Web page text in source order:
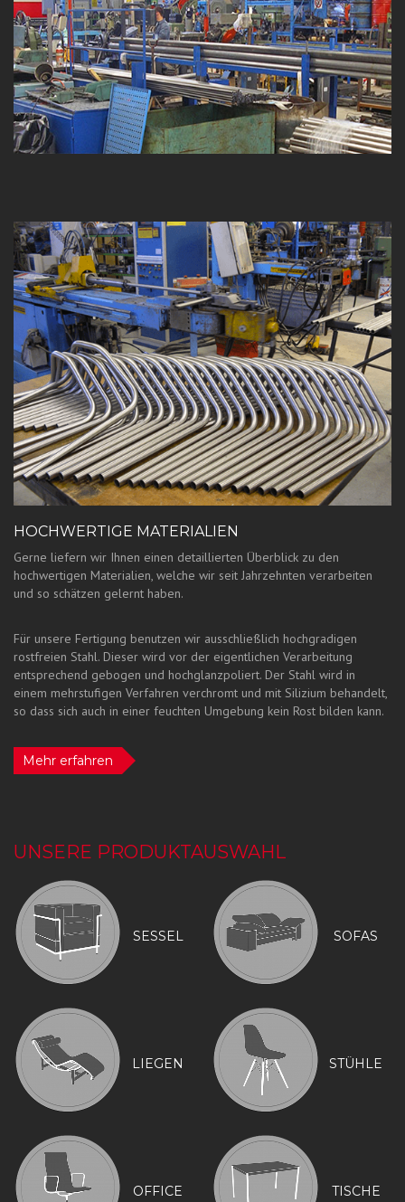
HOCHWERTIGE MATERIALIEN
Gerne liefern wir Ihnen einen detaillierten Überblick zu den
hochwertigen Materialien, welche wir seit Jahrzehnten verarbeiten
und so schätzen gelernt haben.
Für unsere Fertigung benutzen wir ausschließlich hochgradigen
rostfreien Stahl. Dieser wird vor der eigentlichen Verarbeitung
entsprechend gebogen und hochglanzpoliert. Der Stahl wird in
einem mehrstufigen Verfahren verchromt und mit Silizium behandelt,
so dass sich auch in einer feuchten Umgebung kein Rost bilden kann.
Mehr erfahren
UNSERE PRODUKTAUSWAHL
SESSEL SOFAS
LIEGEN STÜHLE
OFFICE TISCHE